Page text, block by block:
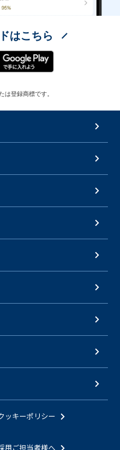
はこちら
登録商標です。
ッキーポリシー
用ご担当者様へ